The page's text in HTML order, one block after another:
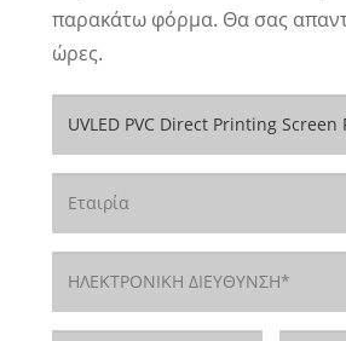
παρακάτω φόρμα. Θα σας
ώρες.